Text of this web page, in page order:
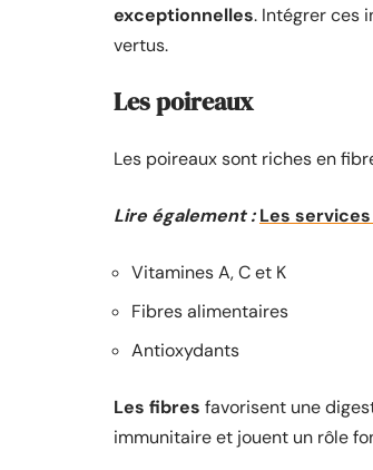
exceptionnelles. Intégrer ces
vertus.
Les poireaux
Les poireaux sont riches en
Lire également : Les
Vitamines A, C et K
Fibres alimentaires
Antioxydants
Les fibres favorisent une
immunitaire et jouent un rôle